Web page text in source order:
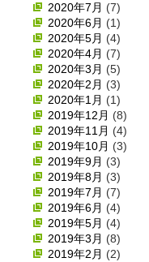
2020年7月 (7)
2020年6月 (1)
2020年5月 (4)
2020年4月 (7)
2020年3月 (5)
2020年2月 (3)
2020年1月 (1)
2019年12月 (8)
2019年11月 (4)
2019年10月 (3)
2019年9月 (3)
2019年8月 (3)
2019年7月 (7)
2019年6月 (4)
2019年5月 (4)
2019年3月 (8)
2019年2月 (2)